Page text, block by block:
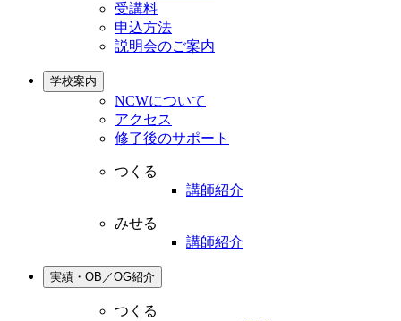
受講料
申込方法
説明会のご案内
学校案内
NCWについて
アクセス
修了後のサポート
つくる
講師紹介
みせる
講師紹介
実績・OB／OG紹介
つくる